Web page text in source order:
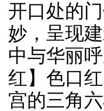
开口处的
妙，呈现
中与华丽
红】色口
宫的三角